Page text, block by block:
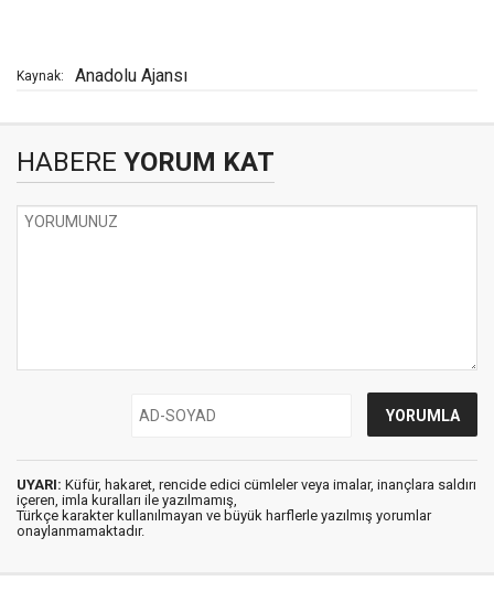
Kaynak: Anadolu Ajansı
HABERE YORUM KAT
UYARI: Küfür, hakaret, rencide edici cümleler veya imalar, inançlara saldırı
içeren, imla kuralları ile yazılmamış,
Türkçe karakter kullanılmayan ve büyük harflerle yazılmış yorumlar
onaylanmamaktadır.